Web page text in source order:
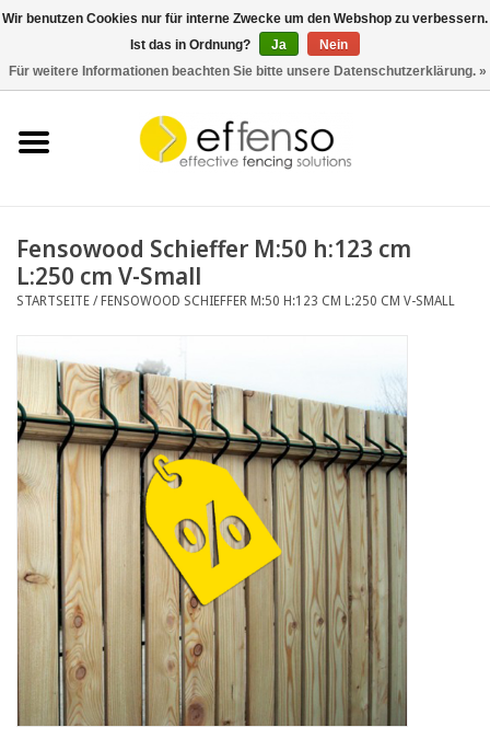
Beleuchtung
Solar
Schnäppchen
Dokumente
Karte
Contact
Fensowood Schieffer M:50 h:123 cm
L:250 cm V-Small
STARTSEITE /FENSOWOOD SCHIEFFER M:50 H:123 CM L:250 CM V-SMALL
Wir benutzen Cookies nur für interne Zwecke um den Webshop zu verbessern.
Ist das in Ordnung?
Ja
Nein
Für weitere Informationen beachten Sie bitte unsere Datenschutzerklärung. »